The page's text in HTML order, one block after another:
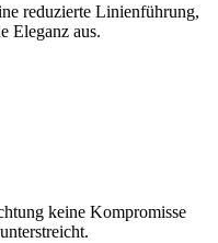
reduzierte Linienführung,
Eleganz aus.
keine Kompromisse